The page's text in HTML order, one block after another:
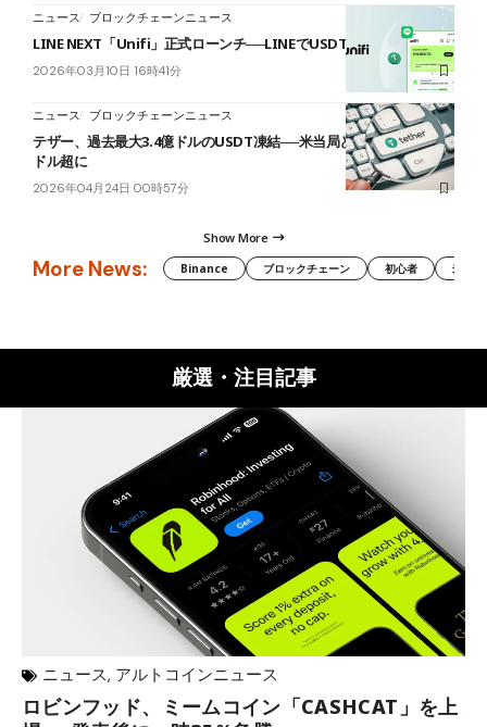
ニュース ブロックチェーンニュース
LINE NEXT「Unifi」正式ローンチ──LINEでUSDT利息最大年率8%
2026年03月10日 16時41分
ニュース ブロックチェーンニュース
テザー、過去最大3.4億ドルのUSDT凍結──米当局と連携、累計44億
ドル超に
2026年04月24日 00時57分
Show More
More News: Binance ブロックチェーン 初心者 米国
厳選・注目記事
ニュース, アルトコインニュース
ロビンフッド、ミームコイン「CASHCAT」を上